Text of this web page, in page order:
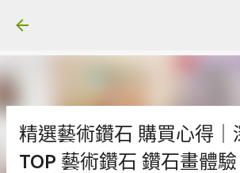
精選藝術鑽石 購買心得｜
TOP 藝術鑽石 鑽石畫體